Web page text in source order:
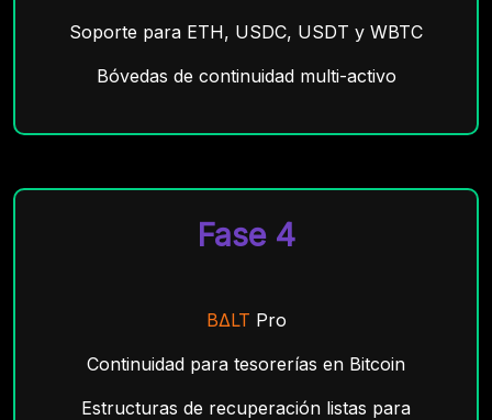
Soporte para ETH, USDC, USDT y WBTC
Bóvedas de continuidad multi-activo
Fase 4
BΔLT Pro
Continuidad para tesorerías en Bitcoin
Estructuras de recuperación listas para